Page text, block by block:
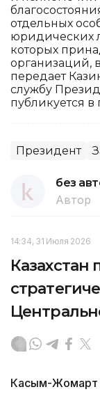
отдельных
юридических
которых
организаций,
передает
службу
публикуется в
Президент
без
Автор
14:34, 31 Июля 2026
Касым-Жомарт